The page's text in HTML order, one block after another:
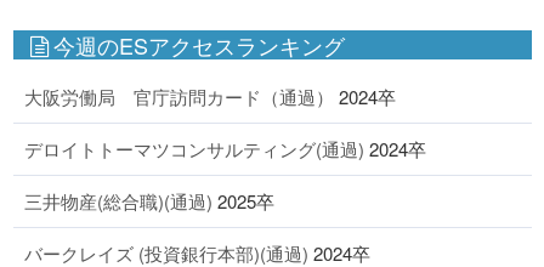
今週のESアクセスランキング
大阪労働局 官庁訪問カード（通過） 2024卒
デロイトトーマツコンサルティング(通過) 2024卒
三井物産(総合職)(通過) 2025卒
バークレイズ (投資銀行本部)(通過) 2024卒